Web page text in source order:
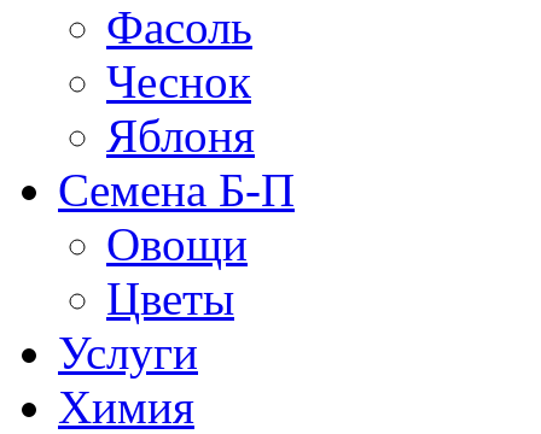
Фасоль
Чеснок
Яблоня
Семена Б-П
Овощи
Цветы
Услуги
Химия